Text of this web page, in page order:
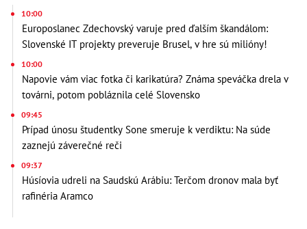
10:00
Europoslanec Zdechovský varuje pred ďalším škandálom:
Slovenské IT projekty preveruje Brusel, v hre sú milióny!
10:00
Napovie vám viac fotka či karikatúra? Známa speváčka drela v
továrni, potom pobláznila celé Slovensko
09:45
Prípad únosu študentky Sone smeruje k verdiktu: Na súde
zaznejú záverečné reči
09:37
Húsíovia udreli na Saudskú Arábiu: Terčom dronov mala byť
rafinéria Aramco